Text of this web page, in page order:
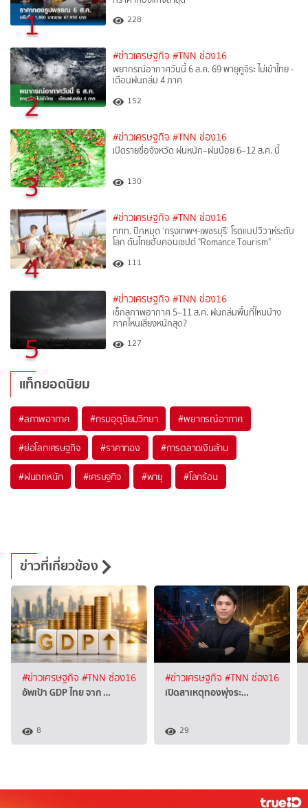
1 228
2
#ข่าวเศรษฐกิจ #TNN ช่อง16
พยากรณ์อากาศวันนี้ 6 ส.ค. 69 พายุคูจิระ ไม่เข้าไทย -
เตือนฝนถล่ม 4 ภาค
152
3
#ข่าวเศรษฐกิจ #TNN ช่อง16
เปิดรายชื่อจังหวัด ฝนหนัก–ฝนน้อย 6–12 ส.ค. นี้
130
4
#ข่าวเศรษฐกิจ #TNN ช่อง16
ททท. ปักหมุด ‘กรุงเทพฯ-เพชรบุรี’ โรดแมปวิวาห์ระดับ
โลก ดันไทยฮับคอนเซปต์ "Romance Tourism"
111
5
#ข่าวเศรษฐกิจ #TNN ช่อง16
เช็กสภาพอากาศ 5–11 ส.ค. ฝนถล่มพื้นที่ไหนบ้าง
ภาคไหนเสี่ยงหนักสุด?
127
แท็กยอดนิยม
#สภาพอากาศ #กรมอุตุนิยมวิทยา #พยากรณ์อากาศ
#ย่อโลกเศรษฐกิจ #ราคาทอง #การตลาดเงินล้าน
#ฝนตกหนัก #เศรษฐกิจ #พายุ #โลกร้อน
ข่าวที่เกี่ยวข้อง
#ข่าวเศรษฐกิจ #TNN ช่อง16
อัพเป้า GDP ไทย จาก …
8
#ข่าวเศรษฐกิจ #TNN ช่อง16
เปิดสาเหตุทองพุ่งระ…
29